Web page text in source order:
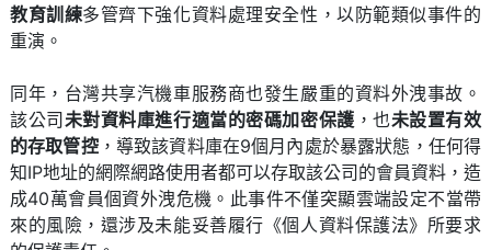
教育訓練多管齊下強化資料處理安全性，以防範類似事件的
重演。
同年，台灣共享汽機車服務商也發生嚴重的資料外洩事故。
該公司未對資料庫進行適當的密碼加密保護 ，也未設置有效
的存取管控，導致該資料庫在9個月內處於暴露狀態，任何得
知IP地址的網際網路使用者都可以存取該公司的會員資料，造
成40萬會員個資外洩危機。此事件不僅突顯雲端設定不當帶
來的風險，還涉及未能妥善履行《個人資料保護法》所要求